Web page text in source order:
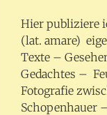
Hier publiziere
(lat. amare)
Texte –
Gedachtes –
Fotografie
Schopenhauer